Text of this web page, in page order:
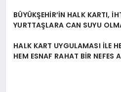
BÜYÜKŞEHİR’İN HALK KARTI,
YURTTAŞLARA CAN SUYU
HALK KART UYGULAMASI İLE
HEM ESNAF RAHAT BİR NEFES